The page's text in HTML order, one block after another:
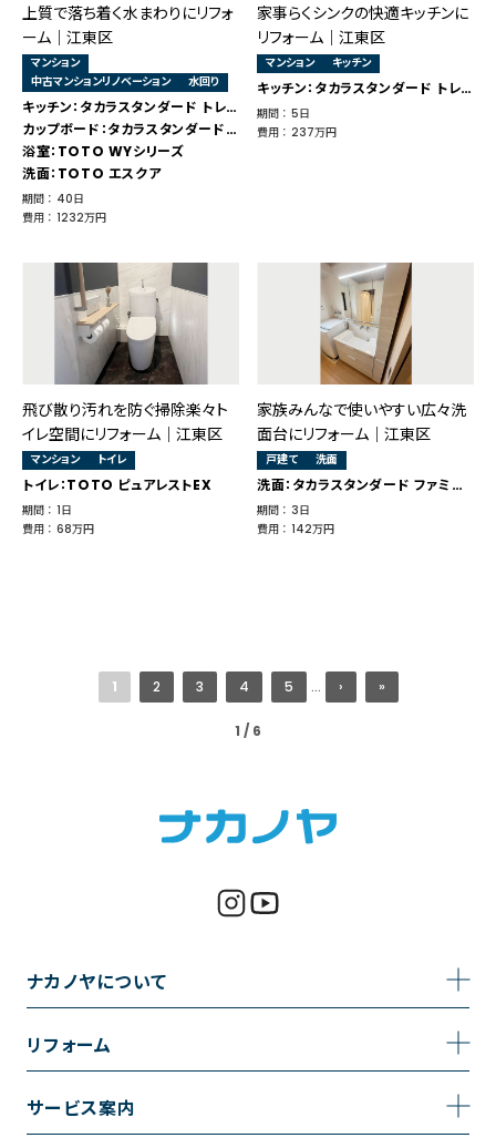
上質で落ち着く水まわりにリフォ
ーム｜江東区
マンション
中古マンションリノベーション
水回り
キッチン：タカラスタンダード トレーシア
カップボード：タカラスタンダード トレーシア
浴室：TOTO WYシリーズ
洗面：TOTO エスクア
期間 ： 40日
費用 ： 1232万円
家事らくシンクの快適キッチンに
リフォーム｜江東区
マンション キッチン
キッチン：タカラスタンダード トレーシア
期間 ： 5日
費用 ： 237万円
飛び散り汚れを防ぐ掃除楽々ト
イレ空間にリフォーム｜江東区
マンション トイレ
トイレ：TOTO ピュアレストEX
期間 ： 1日
費用 ： 68万円
家族みんなで使いやすい広々洗
面台にリフォーム｜江東区
戸建て 洗面
洗面：タカラスタンダード ファミーユ
期間 ： 3日
費用 ： 142万円
1 / 6
1 2 3 4 5 ... › »
ナカノヤについて
事業内容
リフォーム
トイレのリフォーム
サービス案内